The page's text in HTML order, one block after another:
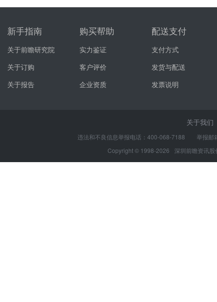
新手指南
关于前瞻研究院
关于订购
关于报告
购买帮助
实力鉴证
客户评价
企业资质
配送支付
支付方式
发货与配送
发票说明
关于我们
违法和不良信息举报电话：400-068-7188 举报
Copyright © 1998-2026
深圳前瞻资讯股